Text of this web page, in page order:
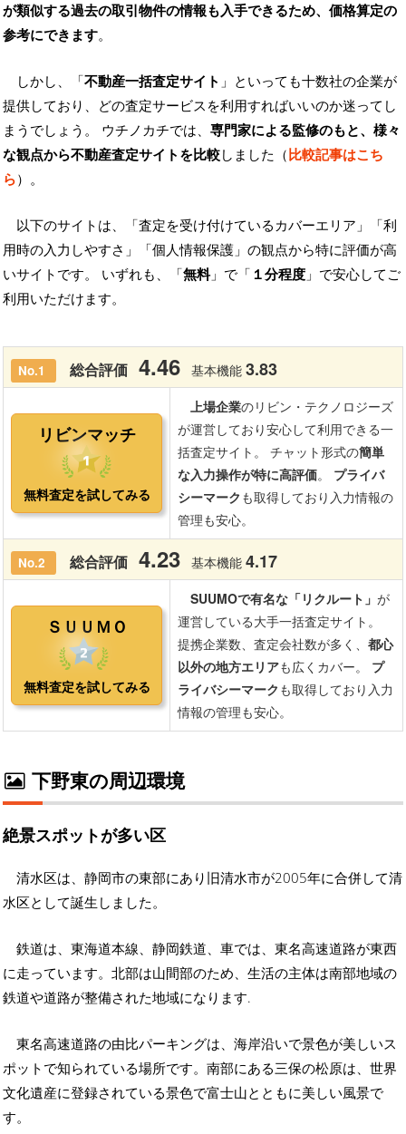
が類似する過去の取引物件の情報も入手できるため、価格算定の
参考にできます。
しかし、「不動産一括査定サイト 」といっても十数社の企業が
提供しており、どの査定サービスを利用すればいいのか迷ってし
まうでしょう。 ウチノカチでは、 専門家による監修のもと、様々
な観点から不動産査定サイトを比較しました（比較記事はこち
ら）。
以下のサイトは、「査定を受け付けているカバーエリア」「利
用時の入力しやすさ」「個人情報保護」の観点から特に評価が高
いサイトです。 いずれも、「無料」で「 １分程度 」で安心してご
利用いただけます。
下野東の周辺環境
絶景スポットが多い区
清水区は、静岡市の東部にあり旧清水市が2005年に合併して清
水区として誕生しました。
鉄道は、東海道本線、静岡鉄道、車では、東名高速道路が東西
に走っています。北部は山間部のため、生活の主体は南部地域の
鉄道や道路が整備された地域になります.
東名高速道路の由比パーキングは、海岸沿いで景色が美しいス
ポットで知られている場所です。南部にある三保の松原は、世界
文化遺産に登録されている景色で富士山とともに美しい風景で
す。